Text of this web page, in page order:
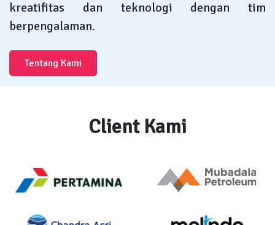
kreatifitas dan teknologi dengan tim
berpengalaman.
Tentang Kami
Client Kami